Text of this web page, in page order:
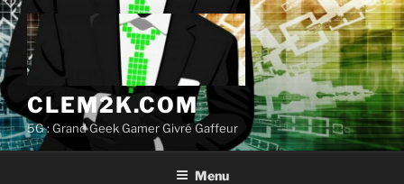
Aller
au
contenu
principal
CLEM2K.COM
5G : Grand Geek Gamer Givré Gaffeur
Menu